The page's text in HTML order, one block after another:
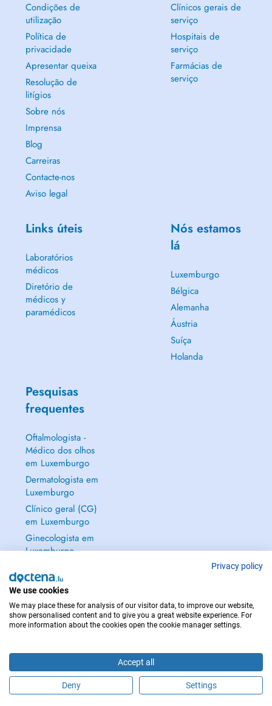
Faça uma marcação online
Condições de
utilização
Política de
privacidade
Apresentar queixa
Resolução de
litígios
Sobre nós
Imprensa
Blog
Carreiras
Contacte-nos
Aviso legal
Clínicos gerais de
serviço
Hospitais de
serviço
Farmácias de
serviço
Links úteis
Laboratórios
médicos
Diretório de
médicos y
paramédicos
Nós estamos
lá
Luxemburgo
Bélgica
Alemanha
Áustria
Suíça
Holanda
Pesquisas
frequentes
Oftalmologista -
Médico dos olhos
em Luxemburgo
Dermatologista em
Luxemburgo
Clínico geral (CG)
em Luxemburgo
Ginecologista em
Luxemburgo
EM CASO DE EMERGÊNCIA, CONTACTE : 112
Privacy policy
We use cookies
We may place these for analysis of our visitor data, to improve our website,
show personalised content and to give you a great website experience. For
more information about the cookies open the cookie manager settings.
Accept all
Deny Settings